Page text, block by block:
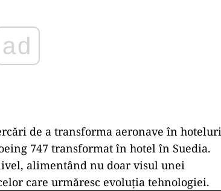
ad
de a transforma aeronave în hoteluri
747 transformat în hotel în Suedia.
alimentând nu doar visul unei
care urmăresc evoluția tehnologiei.